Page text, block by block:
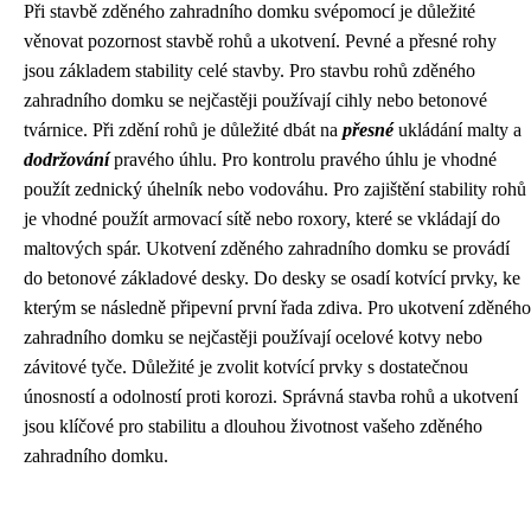
Při stavbě zděného zahradního domku svépomocí je důležité
věnovat pozornost stavbě rohů a ukotvení. Pevné a přesné rohy
jsou základem stability celé stavby. Pro stavbu rohů zděného
zahradního domku se nejčastěji používají cihly nebo betonové
tvárnice. Při zdění rohů je důležité dbát na přesnéukládání malty a
dodržovánípravého úhlu. Pro kontrolu pravého úhlu je vhodné
použít zednický úhelník nebo vodováhu. Pro zajištění stability rohů
je vhodné použít armovací sítě nebo roxory, které se vkládají do
maltových spár. Ukotvení zděného zahradního domku se provádí
do betonové základové desky. Do desky se osadí kotvící prvky, ke
kterým se následně připevní první řada zdiva. Pro ukotvení zděného
zahradního domku se nejčastěji používají ocelové kotvy nebo
závitové tyče. Důležité je zvolit kotvící prvky s dostatečnou
únosností a odolností proti korozi. Správná stavba rohů a ukotvení
jsou klíčové pro stabilitu a dlouhou životnost vašeho zděného
zahradního domku.